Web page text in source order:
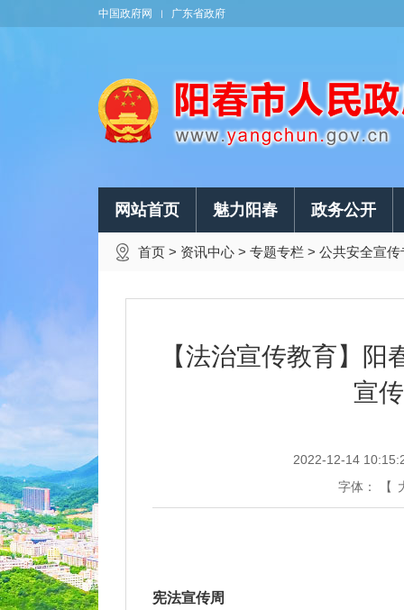
中国政府网 广东省政府
网站首页 魅力阳春 政务公开
首页 > 资讯中心 > 专题专栏 > 公共安全宣传
【法治宣传教育】
宣
2022-12-14
字体：
【
宪法宣传周